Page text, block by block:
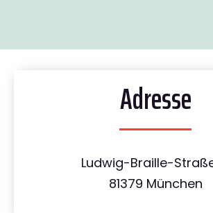
Adresse
Ludwig-Braille-
81379 München